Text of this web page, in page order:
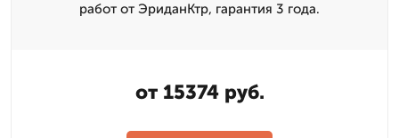
работ от ЭриданКтр, гарантия 3 года.
от 15374 руб.